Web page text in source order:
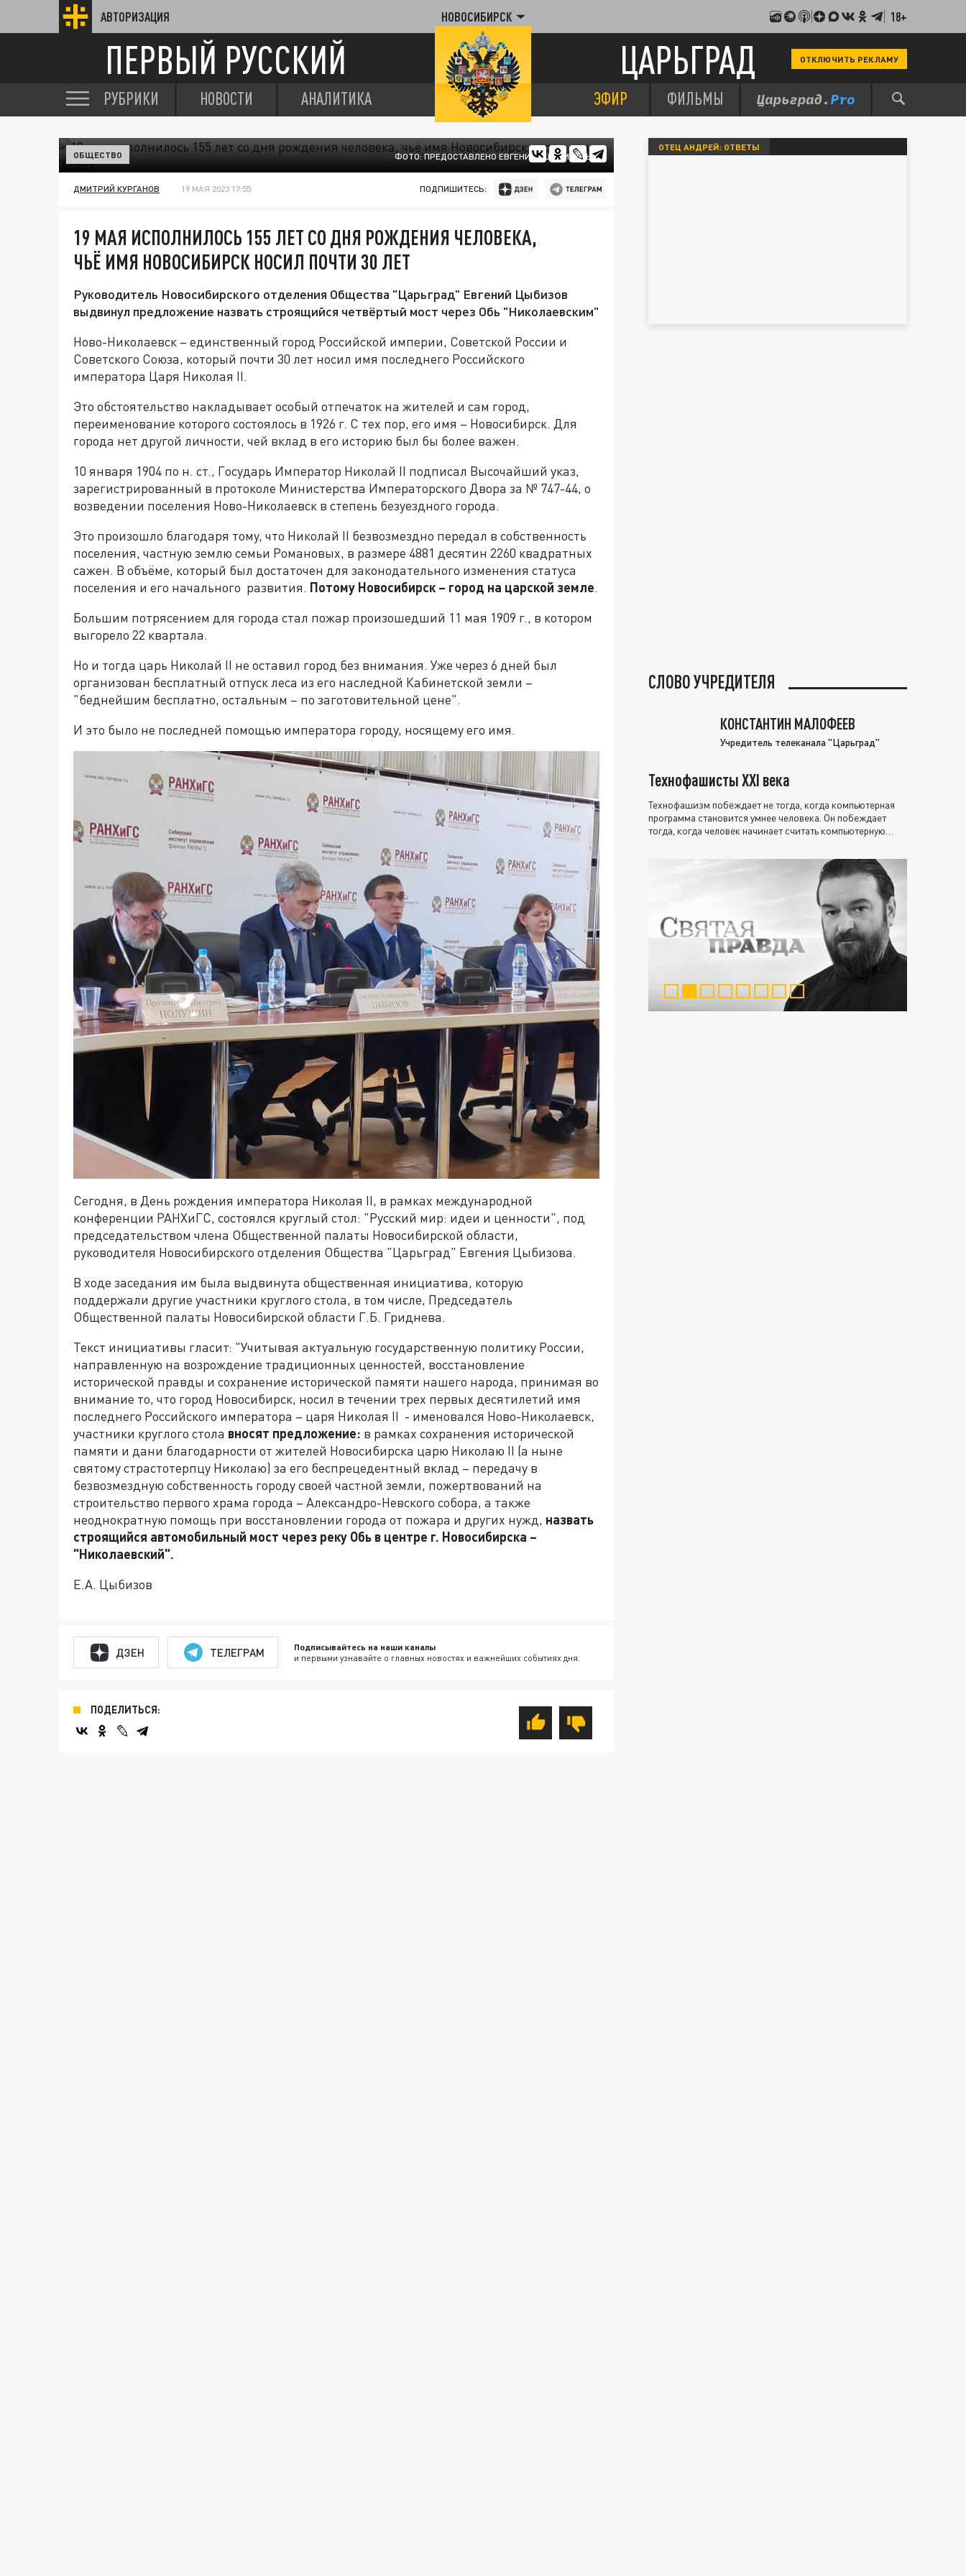
АВТОРИЗАЦИЯ НОВОСИБИРСК 18+
ПЕРВЫЙ РУССКИЙ ЦАРЬГРАД ОТКЛЮЧИТЬ РЕКЛАМУ
РУБРИКИ НОВОСТИ АНАЛИТИКА ЭФИР ФИЛЬМЫ
ФОТО: ПРЕДОСТАВЛЕНО ЕВГЕНИЕМ ЦЫБИЗОВЫМ
ОБЩЕСТВО
ДМИТРИЙ КУРГАНОВ 19 МАЯ 2023 17:55 ПОДПИШИТЕСЬ:
19 МАЯ ИСПОЛНИЛОСЬ 155 ЛЕТ СО ДНЯ РОЖДЕНИЯ ЧЕЛОВЕКА,
ЧЬЁ ИМЯ НОВОСИБИРСК НОСИЛ ПОЧТИ 30 ЛЕТ
Руководитель Новосибирского отделения Общества "Царьград" Евгений Цыбизов
выдвинул предложение назвать строящийся четвёртый мост через Обь "Николаевским"
Ново-Николаевск – единственный город Российской империи, Советской России и
Советского Союза, который почти 30 лет носил имя последнего Российского
императора Царя Николая II.
Это обстоятельство накладывает особый отпечаток на жителей и сам город,
переименование которого состоялось в 1926 г. С тех пор, его имя – Новосибирск. Для
города нет другой личности, чей вклад в его историю был бы более важен.
10 января 1904 по н. ст., Государь Император Николай II подписал Высочайший указ,
зарегистрированный в протоколе Министерства Императорского Двора за № 747-44, о
возведении поселения Ново-Николаевск в степень безуездного города.
Это произошло благодаря тому, что Николай II безвозмездно передал в собственность
поселения, частную землю семьи Романовых, в размере 4881 десятин 2260 квадратных
сажен. В объёме, который был достаточен для законодательного изменения статуса
поселения и его начального развития. Потому Новосибирск – город на царской земле.
Большим потрясением для города стал пожар произошедший 11 мая 1909 г., в котором
выгорело 22 квартала.
Но и тогда царь Николай II не оставил город без внимания. Уже через 6 дней был
организован бесплатный отпуск леса из его наследной Кабинетской земли –
"беднейшим бесплатно, остальным – по заготовительной цене".
И это было не последней помощью императора городу, носящему его имя.
Сегодня, в День рождения императора Николая II, в рамках международной
конференции РАНХиГС, состоялся круглый стол: "Русский мир: идеи и ценности", под
председательством члена Общественной палаты Новосибирской области,
руководителя Новосибирского отделения Общества "Царьград" Евгения Цыбизова.
В ходе заседания им была выдвинута общественная инициатива, которую
поддержали другие участники круглого стола, в том числе, Председатель
Общественной палаты Новосибирской области Г.Б. Гриднева.
Текст инициативы гласит: "Учитывая актуальную государственную политику России,
направленную на возрождение традиционных ценностей, восстановление
исторической правды и сохранение исторической памяти нашего народа, принимая во
внимание то, что город Новосибирск, носил в течении трех первых десятилетий имя
последнего Российского императора – царя Николая II - именовался Ново-Николаевск,
участники круглого стола вносят предложение: в рамках сохранения исторической
памяти и дани благодарности от жителей Новосибирска царю Николаю II (а ныне
святому страстотерпцу Николаю) за его беспрецедентный вклад – передачу в
безвозмездную собственность городу своей частной земли, пожертвований на
строительство первого храма города – Александро-Невского собора, а также
неоднократную помощь при восстановлении города от пожара и других нужд, назвать
строящийся автомобильный мост через реку Обь в центре г. Новосибирска –
"Николаевский".
Е.А. Цыбизов
ДЗЕН ТЕЛЕГРАМ Подписывайтесь на наши каналы
и первыми узнавайте о главных новостях и важнейших событиях дня.
ПОДЕЛИТЬСЯ:
ОТЕЦ АНДРЕЙ: ОТВЕТЫ
СЛОВО УЧРЕДИТЕЛЯ
КОНСТАНТИН МАЛОФЕЕВ
Учредитель телеканала "Царьград"
Технофашисты XXI века
Технофашизм побеждает не тогда, когда компьютерная
программа становится умнее человека. Он побеждает
тогда, когда человек начинает считать компьютерную